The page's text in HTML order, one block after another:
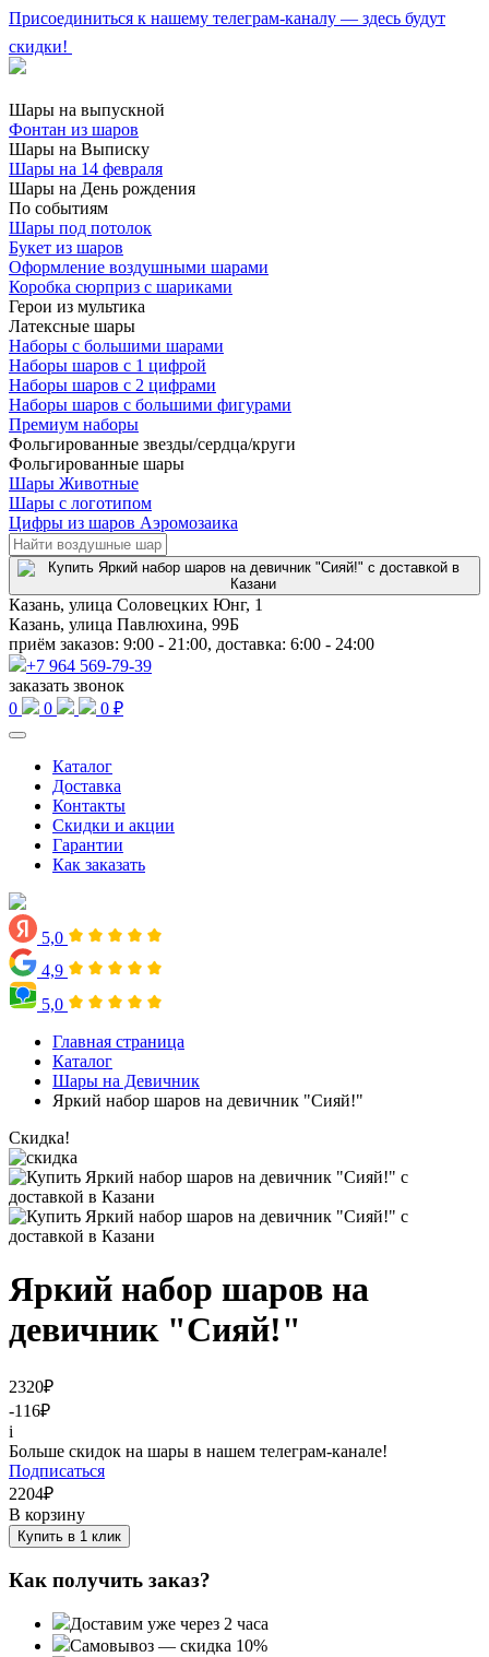
Присоединиться к нашему телеграм-каналу — здесь будут
скидки!
Шары на выпускной
Фонтан из шаров
Шары на Выписку
Шары на 14 февраля
Шары на День рождения
По событиям
Шары под потолок
Букет из шаров
Оформление воздушными шарами
Коробка сюрприз с шариками
Герои из мультика
Латексные шары
Наборы с большими шарами
Наборы шаров с 1 цифрой
Наборы шаров с 2 цифрами
Наборы шаров с большими фигурами
Премиум наборы
Фольгированные звезды/сердца/круги
Фольгированные шары
Шары Животные
Шары с логотипом
Цифры из шаров Аэромозаика
Казань, улица Соловецких Юнг, 1
Казань, улица Павлюхина, 99Б
приём заказов: 9:00 - 21:00, доставка: 6:00 - 24:00
+7 964 569-79-39
заказать звонок
0
0 0 ₽
Каталог
Доставка
Контакты
Скидки и акции
Гарантии
Как заказать
5,0
4,9
5,0
Главная страница
Каталог
Шары на Девичник
Яркий набор шаров на девичник "Сияй!"
Скидка!
Яркий набор шаров на
девичник "Сияй!"
2320₽
-116₽
i
Больше скидок на шары в нашем телеграм-канале!
Подписаться
2204₽
В корзину
Купить в 1 клик
Как получить заказ?
Доставим уже через 2 часа
Самовывоз — скидка 10%